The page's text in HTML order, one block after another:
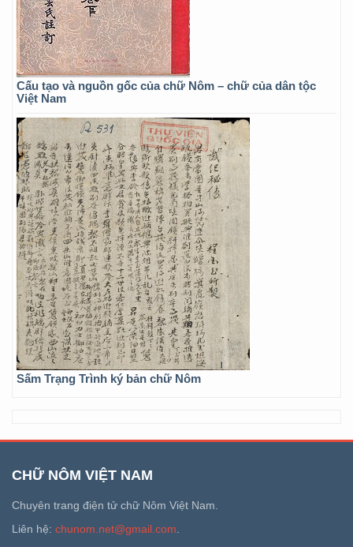
Cấu tạo và nguồn gốc của chữ Nôm – chữ của dân tộc
Việt Nam
Sấm Trạng Trình ký bản chữ Nôm
CHỮ NÔM VIỆT NAM
Chuyên trang điện tử chữ Nôm Việt Nam.
Liên hệ: chunom.net@gmail.com